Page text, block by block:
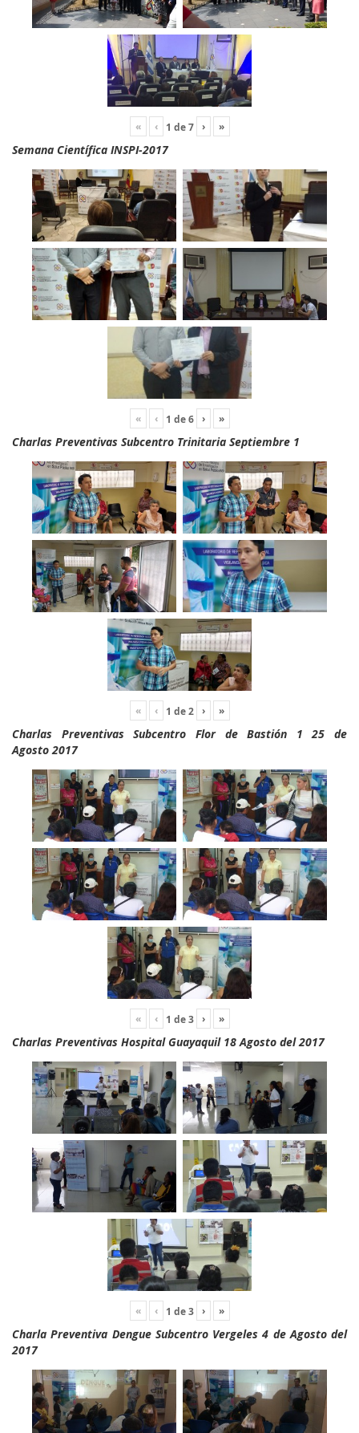
« ‹ 1 de7 › »
Semana Científica INSPI-2017
« ‹ 1 de6 › »
Charlas Preventivas Subcentro Trinitaria Septiembre 1
« ‹ 1 de2 › »
Charlas Preventivas Subcentro Flor de Bastión 1 25 de
Agosto 2017
« ‹ 1 de3 › »
Charlas Preventivas Hospital Guayaquil 18 Agosto del 2017
« ‹ 1 de3 › »
Charla Preventiva Dengue Subcentro Vergeles 4 de Agosto del
2017